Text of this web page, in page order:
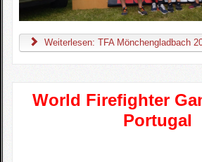
Weiterlesen: TFA Mönchengladbach
World Firefighter
Portugal